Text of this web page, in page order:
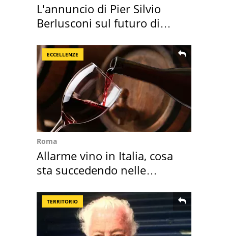
L'annuncio di Pier Silvio
Berlusconi sul futuro di
ECCELLENZE
Roma
Allarme vino in Italia, cosa
sta succedendo nelle
TERRITORIO